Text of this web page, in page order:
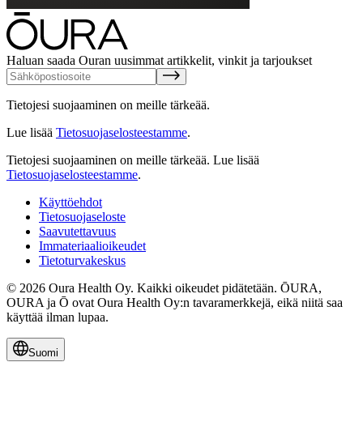
Haluan saada Ouran uusimmat artikkelit, vinkit ja tarjoukset
Tietojesi suojaaminen on meille tärkeää.
Lue lisää Tietosuojaselosteestamme.
Tietojesi suojaaminen on meille tärkeää. Lue lisää
Tietosuojaselosteestamme.
Käyttöehdot
Tietosuojaseloste
Saavutettavuus
Immateriaalioikeudet
Tietoturvakeskus
© 2026 Oura Health Oy. Kaikki oikeudet pidätetään. ŌURA,
OURA ja Ō ovat Oura Health Oy:n tavaramerkkejä, eikä niitä saa
käyttää ilman lupaa.
Suomi